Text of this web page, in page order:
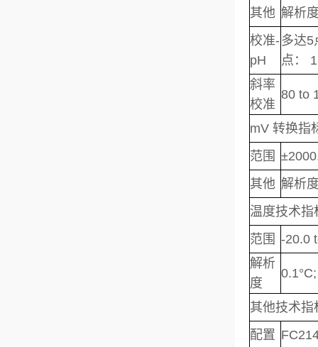
其他 解析
校准-
pH
多达5
点：
斜率
校准
80 to
mV 转换指
范围
其他 解析
温度技术指
范围 -20.0
解析
度
其他技术指
配置